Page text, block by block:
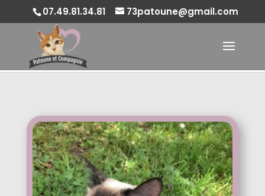
07.49.81.34.81 73patoune@gmail.com